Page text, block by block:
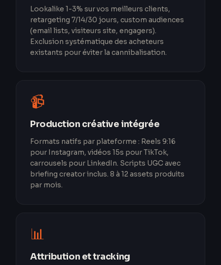
Lookalike 1-3% sur vos meilleurs clients,
retargeting 7/14/30 jours, custom audiences
(email lists, visiteurs site, engagers).
Exclusion systématique des acheteurs
existants pour éviter la cannibalisation.
📹
Production créative intégrée
Formats natifs par plateforme : Reels 9:16
pour Instagram, vidéos 15s pour TikTok,
carrousels pour LinkedIn. Scripts UGC avec
briefing creator inclus. 8 à 12 assets produits
par mois.
📊
Attribution et tracking